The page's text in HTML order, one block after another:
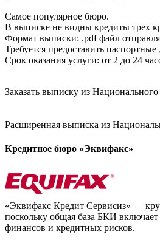
Самое популярное бюро.
В выписке не видны кредиты трех
Формат выписки: .pdf файл
Требуется предоставить
Срок оказания услуги: от 2 до 24
Заказать выписку из
Расширенная выписка из
Кредитное бюро «Эквифакс»
«Эквифакс Кредит Сервисиз» —
поскольку общая база БКИ
финансов и кредитных рисков.